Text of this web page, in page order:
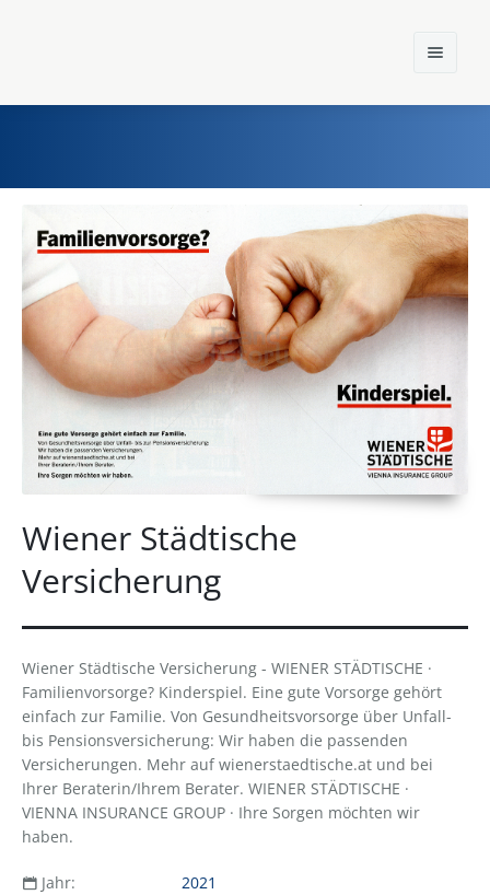
Marken
Konzerne
Epoche
Wiener Städtische
Versicherung
Wiener Städtische Versicherung - WIENER STÄDTISCHE ·
Familienvorsorge? Kinderspiel. Eine gute Vorsorge gehört
einfach zur Familie. Von Gesundheitsvorsorge über Unfall-
bis Pensionsversicherung: Wir haben die passenden
Versicherungen. Mehr auf wienerstaedtische.at und bei
Ihrer Beraterin/Ihrem Berater. WIENER STÄDTISCHE ·
VIENNA INSURANCE GROUP · Ihre Sorgen möchten wir
haben.
Jahr:
2021